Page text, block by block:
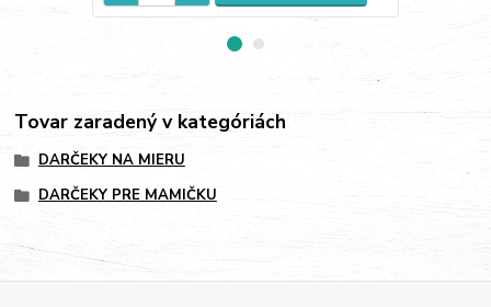
Tovar zaradený v kategóriách
DARČEKY NA MIERU
DARČEKY PRE MAMIČKU